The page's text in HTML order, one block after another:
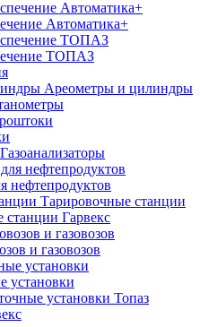
Автоматика+
ТОПАЗ
Ареометры и цилиндры
Газоанализаторы
нефтепродуктов
Тарировочные станции
Гарвекс
и газовозов
установки
установки Топаз